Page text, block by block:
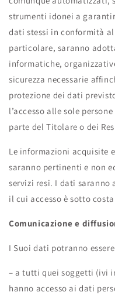
strumenti idonei a
dati stessi in conformità
particolare, saranno
informatiche,
sicurezza necessarie
protezione dei dati
l’accesso alle sole
parte del Titolare o dei
Le informazioni acquisite
saranno pertinenti e non
servizi resi. I dati
il cui accesso è sotto
Comunicazione e
I Suoi dati potranno
– a tutti quei soggetti (ivi
hanno accesso ai dati